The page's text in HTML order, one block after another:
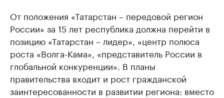
От положения «Татарстан – передовой регион
России» за 15 лет республика должна перейти в
позицию «Татарстан – лидер», «центр полюса
роста «Волга-Кама», «представитель России в
глобальной конкуренции». В планы
правительства входит и рост гражданской
заинтересованности в развитии региона: вместо